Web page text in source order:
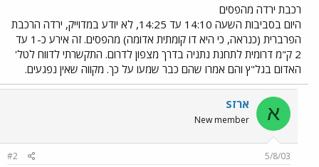
רכבת ירדה מהפסים
היום בסביבות השעה 14:10 עד 14:25, לא יודע במדוייק, ירדה הרכבת
הפרברית (כנראה, כי היא דו קומתית אדומה) מהפסים. זה אירע כ-1 עד
2 ק"מ דרומית לתחנת נתניה בדרך מצפון לדרום. התקשרתי לדווח לטל'
האדום בגל"ץ והם אמרו שהם כבר שמעו על כך. מקווה שאין נפגעים.
א ארזS
New member
5/8/03
#2